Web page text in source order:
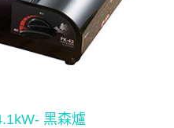
黑森爐